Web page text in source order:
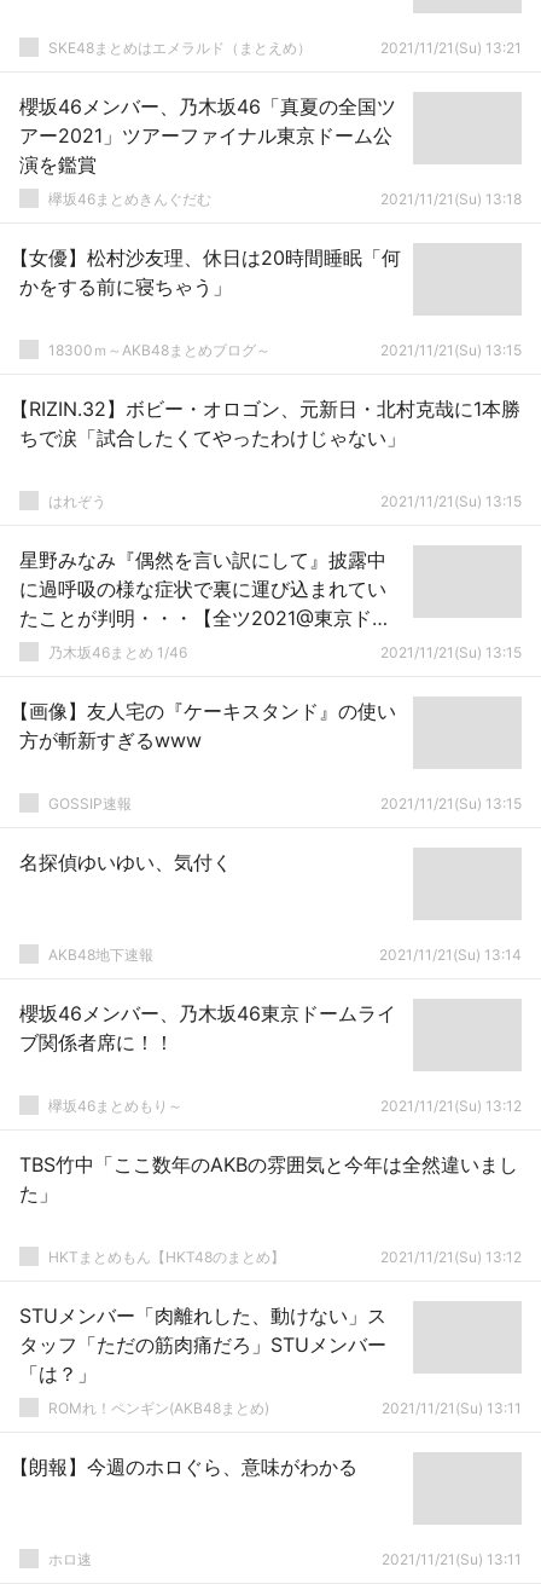
SKE48まとめはエメラルド（まとえめ） 2021/11/21(Su) 13:21
櫻坂46メンバー、乃木坂46「真夏の全国ツ
アー2021」ツアーファイナル東京ドーム公
演を鑑賞
欅坂46まとめきんぐだむ 2021/11/21(Su) 13:18
【女優】松村沙友理、休日は20時間睡眠「何
かをする前に寝ちゃう」
18300ｍ～AKB48まとめブログ～ 2021/11/21(Su) 13:15
【RIZIN.32】ボビー・オロゴン、元新日・北村克哉に1本勝
ちで涙「試合したくてやったわけじゃない」
はれぞう 2021/11/21(Su) 13:15
星野みなみ『偶然を言い訳にして』披露中
に過呼吸の様な症状で裏に運び込まれてい
たことが判明・・・【全ツ2021@東京ドー
ム2日目】【乃木坂46】
乃木坂46まとめ 1/46 2021/11/21(Su) 13:15
【画像】友人宅の『ケーキスタンド』の使い
方が斬新すぎるwww
GOSSIP速報 2021/11/21(Su) 13:15
名探偵ゆいゆい、気付く
AKB48地下速報 2021/11/21(Su) 13:14
櫻坂46メンバー、乃木坂46東京ドームライ
ブ関係者席に！！
欅坂46まとめもり～ 2021/11/21(Su) 13:12
TBS竹中「ここ数年のAKBの雰囲気と今年は全然違いまし
た」
HKTまとめもん【HKT48のまとめ】 2021/11/21(Su) 13:12
STUメンバー「肉離れした、動けない」ス
タッフ「ただの筋肉痛だろ」STUメンバー
「は？」
ROMれ！ペンギン(AKB48まとめ) 2021/11/21(Su) 13:11
【朗報】今週のホロぐら、意味がわかる
ホロ速 2021/11/21(Su) 13:11